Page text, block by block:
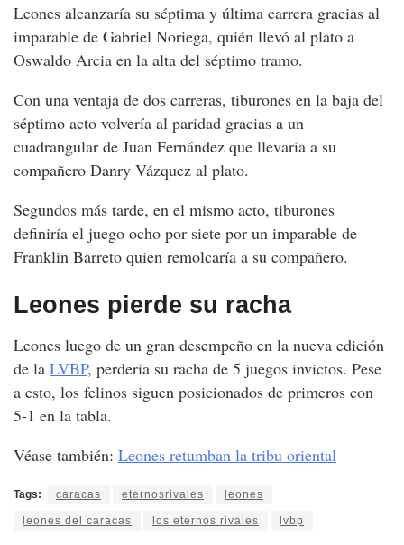
Leones alcanzaría su séptima y última carrera gracias al
imparable de Gabriel Noriega, quién llevó al plato a
Oswaldo Arcia en la alta del séptimo tramo.
Con una ventaja de dos carreras, tiburones en la baja del
séptimo acto volvería al paridad gracias a un
cuadrangular de Juan Fernández que llevaría a su
compañero Danry Vázquez al plato.
Segundos más tarde, en el mismo acto, tiburones
definiría el juego ocho por siete por un imparable de
Franklin Barreto quien remolcaría a su compañero.
Leones pierde su racha
Leones luego de un gran desempeño en la nueva edición
de la LVBP, perdería su racha de 5 juegos invictos. Pese
a esto, los felinos siguen posicionados de primeros con
5-1 en la tabla.
Véase también: Leones retumban la tribu oriental
Tags: caracas eternosrivales leones
leones del caracas los eternos rivales lvbp